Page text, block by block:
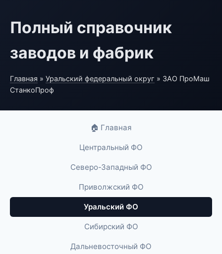
Полный справочник
заводов и фабрик
Главная » Уральский федеральный округ » ЗАО ПроМаш
СтанкоПроф
🏠 Главная
Центральный ФО
Северо-Западный ФО
Приволжский ФО
Уральский ФО
Сибирский ФО
Дальневосточный ФО